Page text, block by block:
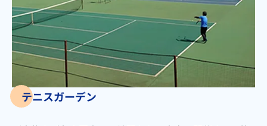
テニスガーデン